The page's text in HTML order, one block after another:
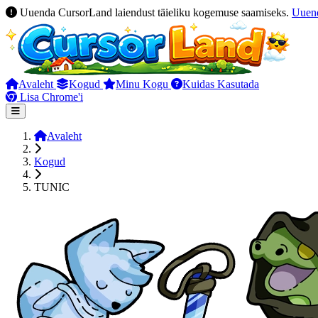
Uuenda CursorLand laiendust täieliku kogemuse saamiseks.
Avaleht Kogud Minu Kogu
Kuidas Kasutada
Lisa Chrome'i
Avaleht
Kogud
TUNIC